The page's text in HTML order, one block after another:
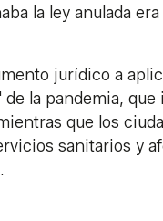
la ley anulada
jurídico a
la pandemia,
que los
sanitarios y